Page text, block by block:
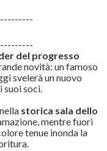
del progresso
novità: un famoso
svelerà un nuovo
suoi soci.
nella storica sala dello
mentre fuori
tenue inonda la